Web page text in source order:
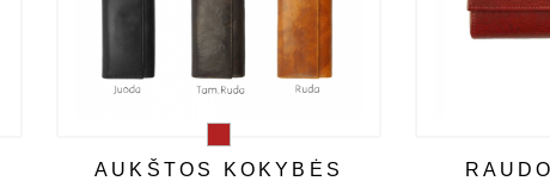
AUKŠTOS KOKYBĖS